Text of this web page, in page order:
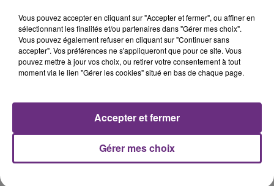
BENSON BOONE DJ SNAKE FEAT. JUSTIN BIEBER
Vous pouvez accepter en cliquant sur "Accepter et fermer", ou affiner en
sélectionnant les finalités et/ou partenaires dans "Gérer mes choix".
Vous pouvez également refuser en cliquant sur "Continuer sans
accepter". Vos préférences ne s'appliqueront que pour ce site. Vous
pouvez mettre à jour vos choix, ou retirer votre consentement à tout
moment via le lien "Gérer les cookies" situé en bas de chaque page.
Gérer mes choix
Accepter et fermer